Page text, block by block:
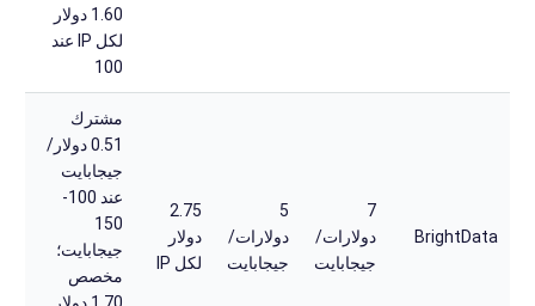
1.60 دولار
لكل IP عند
100
BrightData
7
دولارات/
جيجابايت
5
دولارات/
جيجابايت
2.75
دولار
لكل IP
مشترك
0.51 دولار/
جيجابايت
عند 100-
150
جيجابايت؛
مخصص